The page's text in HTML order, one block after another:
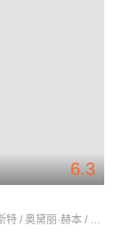
6.3
伯特·兰卡斯特 / 奥黛丽·赫本 / 丽莲·吉许